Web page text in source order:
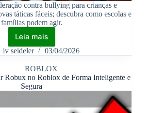
contra bullying para crianças e
táticas fáceis; descubra como escolas e
famílias podem agir.
Leia mais
iv seideler 03/04/2026
ROBLOX
Robux no Roblox de Forma Inteligente e
Segura